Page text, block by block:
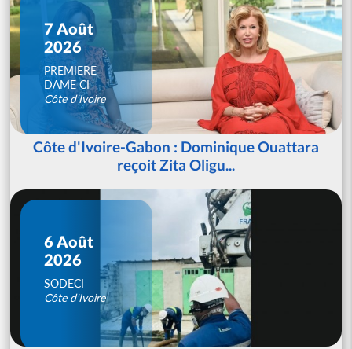
7 Août
2026
PREMIERE
DAME CI
Côte d'Ivoire
Côte d'Ivoire-Gabon : Dominique Ouattara
reçoit Zita Oligu...
6 Août
2026
SODECI
Côte d'Ivoire